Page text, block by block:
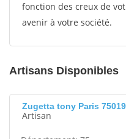
fonction des creux de
avenir à votre société.
Artisans Disponibles
Zugetta tony Paris
Artisan